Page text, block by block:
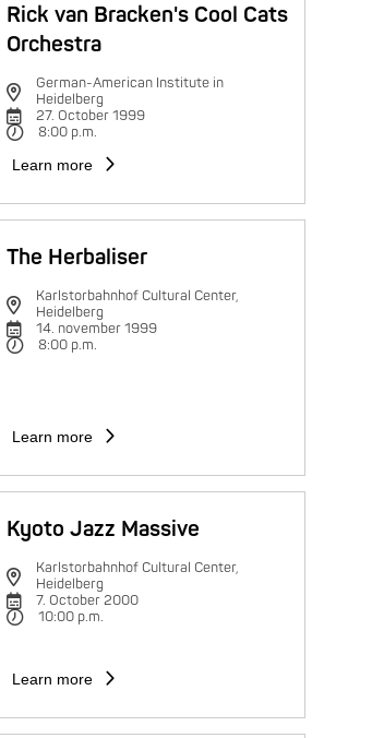
Rick van Bracken's Cool Cats
Orchestra
German-American Institute in
Heidelberg
27. October 1999
8:00 p.m.
Learn more
The Herbaliser
Karlstorbahnhof Cultural Center,
Heidelberg
14. november 1999
8:00 p.m.
Learn more
Kyoto Jazz Massive
Karlstorbahnhof Cultural Center,
Heidelberg
7. October 2000
10:00 p.m.
Learn more